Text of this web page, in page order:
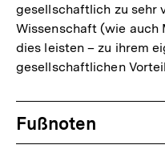
gesellschaftlich zu sehr
Wissenschaft (wie auch
dies leisten – zu ihrem
gesellschaftlichen
Fussnoten
Fußnoten